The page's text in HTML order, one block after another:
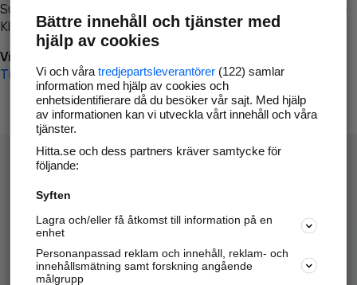
Surfa till
Klicka påTillbaka-knappen i webbläsaren och försök igen
Vi beklagar besväret!
Till startsidan
Hitta.se - Gratis nummerupplysning.
Sök företag, personer och platser.
Hitta telefonnummer, adresser, företagsinfo mm.
Bättre innehåll och tjänster med
hjälp av cookies
Vi och våra tredjepartsleverantörer(122) samlar
information med hjälp av cookies och
enhetsidentifierare då du besöker vår sajt. Med hjälp
av informationen kan vi utveckla vårt innehåll och våra
tjänster.
Hitta.se och dess partners kräver samtycke för
följande:
Syften
Lagra och/eller få åtkomst till information på en
enhet
Personanpassad reklam och innehåll, reklam- och
innehållsmätning samt forskning angående
målgrupp